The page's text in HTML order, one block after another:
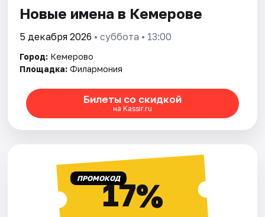
Площадки
Артисты
Рейтинги
Новые имена в Кемерове
5 декабря 2026 • суббота • 13:00
Город: Кемерово
Площадка: Филармония
Билеты со скидкой
на Kassir.ru
ПРОМОКОД17%